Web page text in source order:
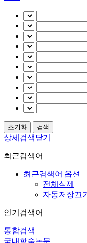
상세검색닫기
최근검색어
최근검색어 옵션
전체삭제
자동저장끄기
인기검색어
통합검색
국내학술논문